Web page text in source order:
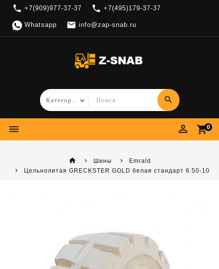
local_phone +7(909)977-37-37 local_phone +7(495)179-37-37
Whatsapp  info@zap-snab.ru
search
perm_identity shopping_cart0
dehaze
home Шины
Emrald
Цельнолитая GRECKSTER GOLD белая стандарт 6.50-10